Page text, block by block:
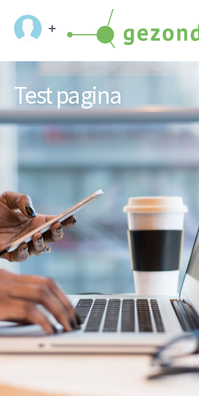
Test pagina